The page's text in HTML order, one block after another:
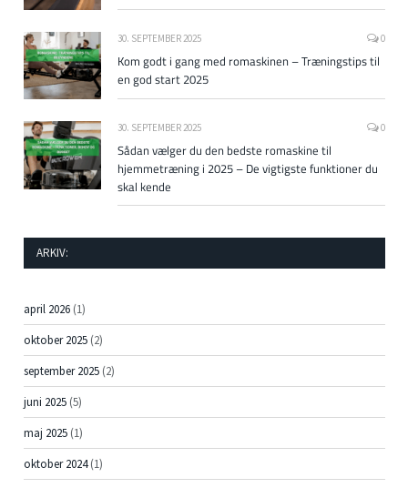
30. SEPTEMBER 2025 0
Kom godt i gang med romaskinen – Træningstips til
en god start 2025
30. SEPTEMBER 2025 0
Sådan vælger du den bedste romaskine til
hjemmetræning i 2025 – De vigtigste funktioner du
skal kende
ARKIV:
april 2026 (1)
oktober 2025 (2)
september 2025 (2)
juni 2025 (5)
maj 2025 (1)
oktober 2024(1)